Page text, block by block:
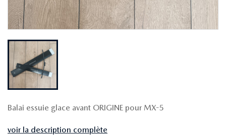
Balai essuie glace avant ORIGINE pour MX-5
voir la description complète